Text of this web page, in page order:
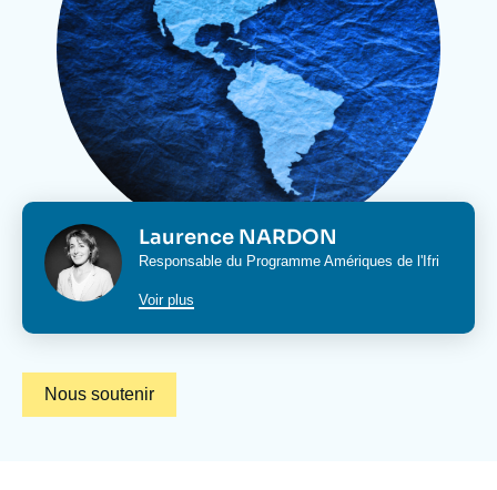
Se connecter
Nous soutenir
2016, dont les archives restent accessibles.
Directeur
centre
Photo Laurence NARDON
Intitulé
poste
Responsable du Programme Amériques de l'Ifri
Voir plus
Nous soutenir